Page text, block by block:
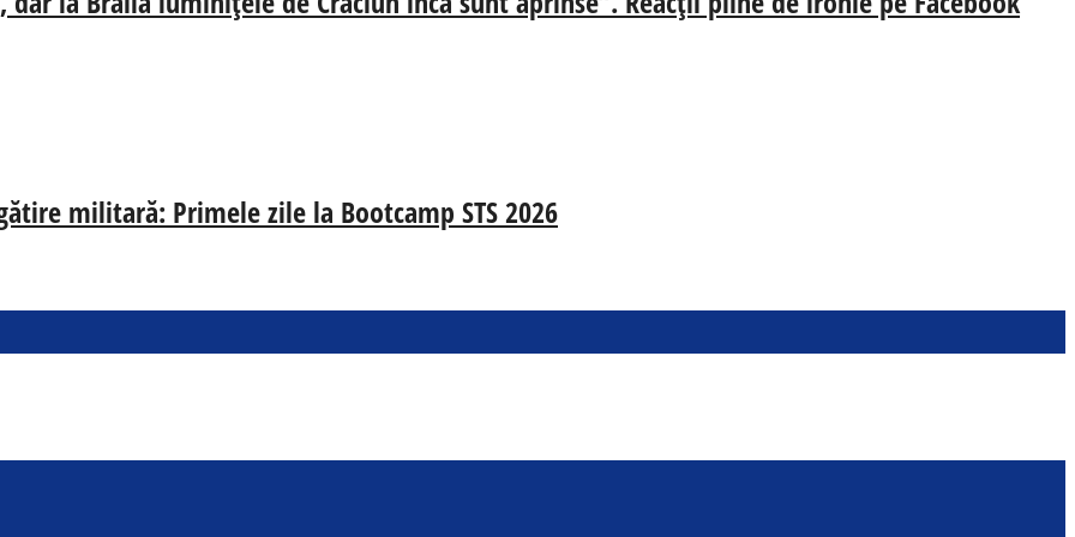
militară: Primele zile la Bootcamp STS 2026